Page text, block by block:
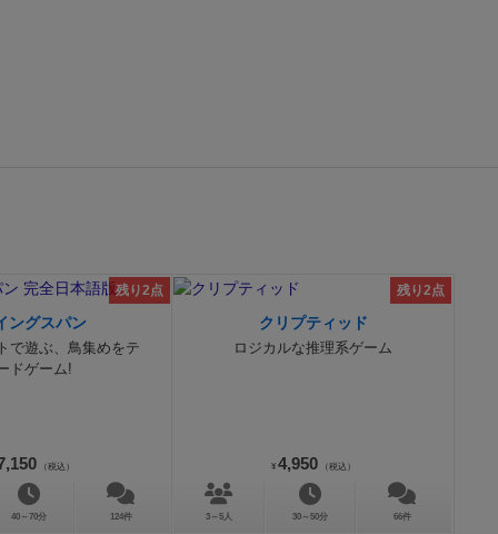
残り2点
ングスパン
で遊ぶ、鳥集めをテ
ドゲーム!
（税込）
40～70分 124件
残り2点
クリプティッド
ロジカルな推理系ゲーム
¥ 4,950 （税込）
3～5人 30～50分 66件